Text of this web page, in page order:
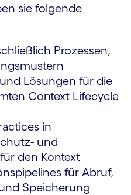
sie folgende
Prozessen,
Lösungen für die
Context Lifecycle
in
und
den Kontext
für Abruf,
Speicherung